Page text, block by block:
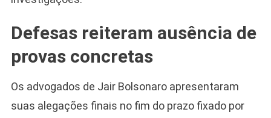
Defesas reiteram ausência de
provas concretas
Os advogados de Jair Bolsonaro apresentaram
suas alegações finais no fim do prazo fixado por
Bolsonaro Presidente
2026 Pátria Brasil 6 X
10,00 S/JUROS